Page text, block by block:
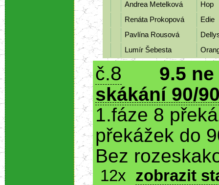
Andrea Metelková
Hop
Renáta Prokopová
Edie
Pavlína Rousová
Lumír Šebesta
č.8
9.5 ne
skákání 90/
1.fáze 8
překážek do
Bez
12x zobrazit